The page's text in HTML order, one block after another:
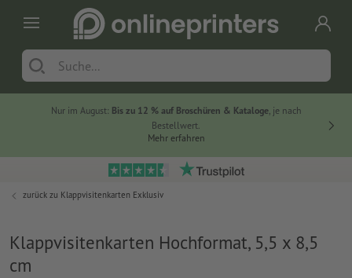
Nur im August: Bis zu 12 % auf Broschüren & Kataloge, je nach
Bestellwert.
Mehr erfahren
zurück zu Klappvisitenkarten Exklusiv
Klappvisitenkarten Hochformat, 5,5 x 8,5
cm